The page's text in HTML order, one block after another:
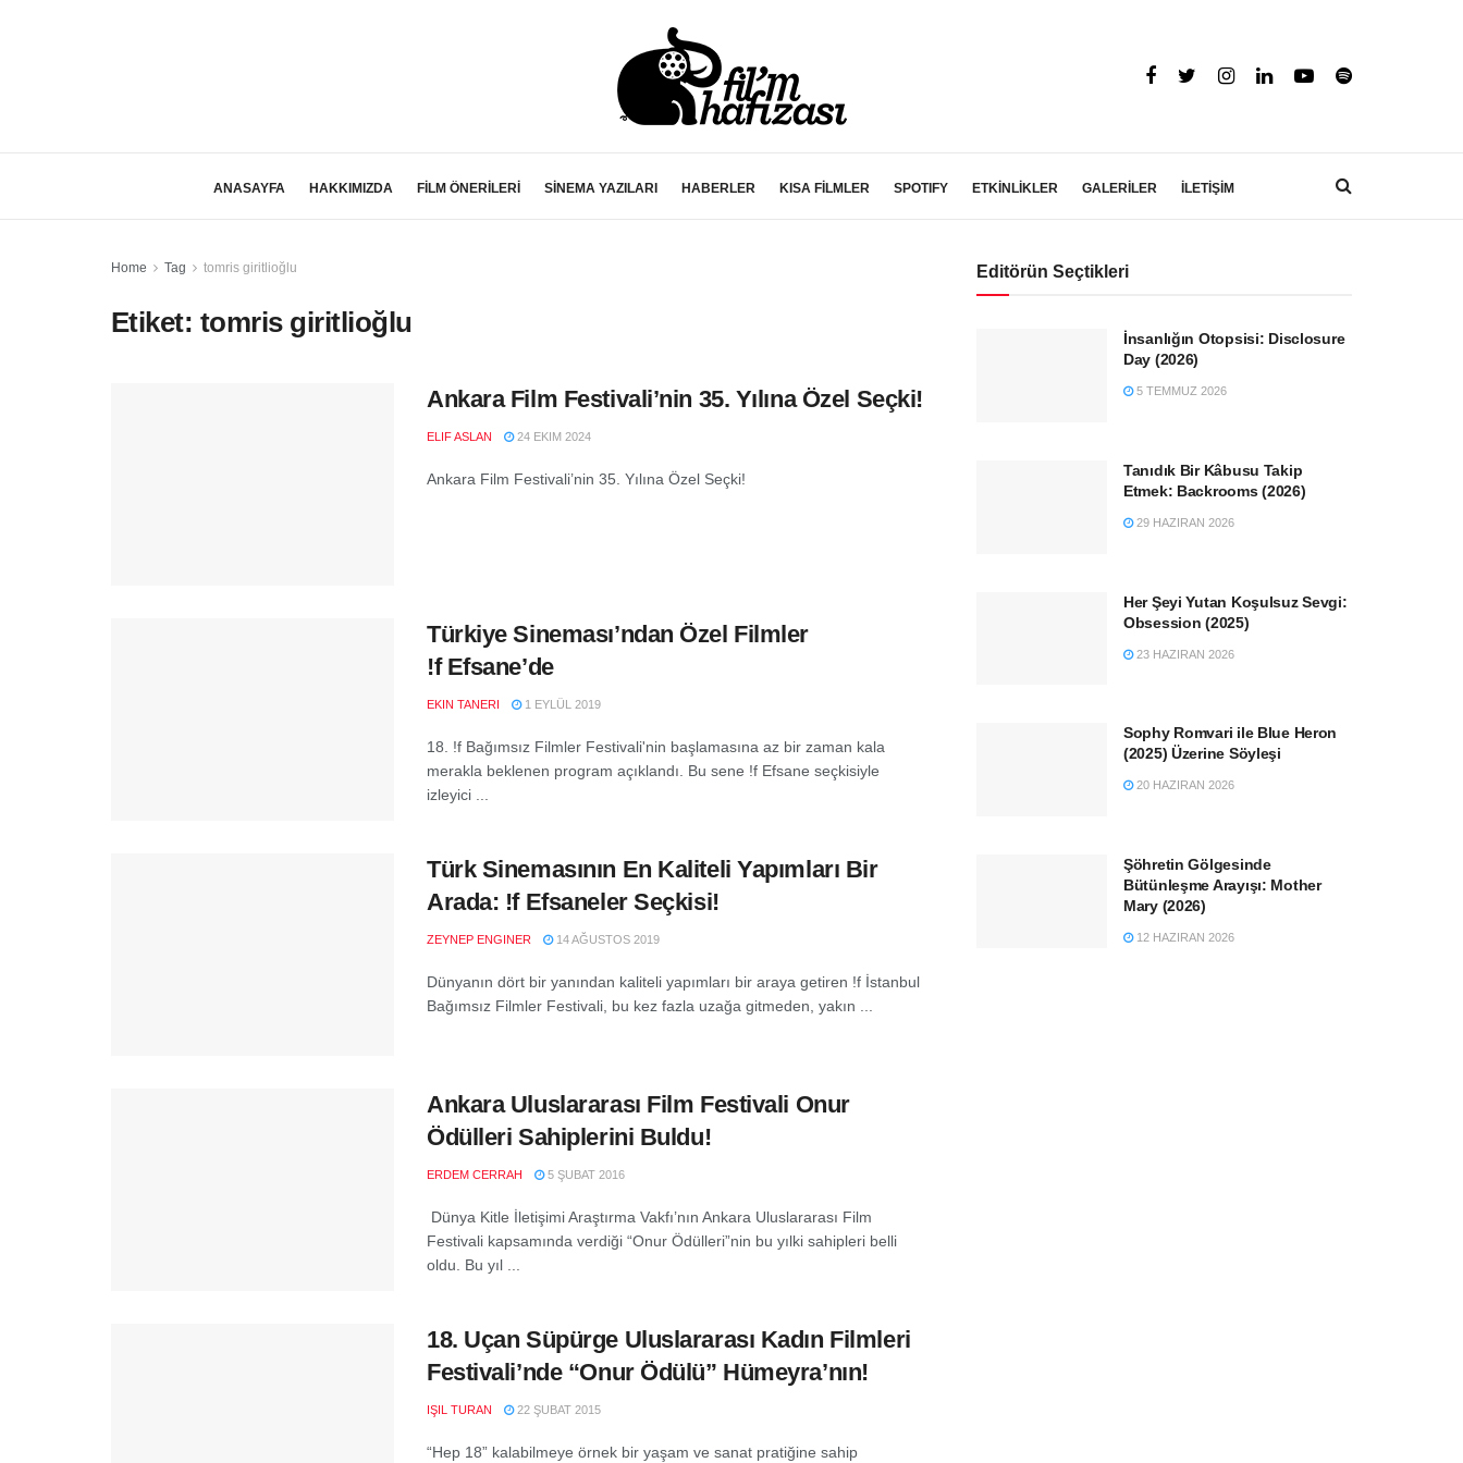
ANASAYFA HAKKIMIZDA FİLM ÖNERİLERİ SİNEMA YAZILARI HABERLER KISA FİLMLER SPOTIFY ETKİNLİKLER GALERİLER İLETİŞİM
Home Tag tomris giritlioğlu
Etiket: tomris giritlioğlu
Ankara Film Festivali’nin 35. Yılına Özel Seçki!
ELIF ASLAN 24 EKIM 2024
Ankara Film Festivali’nin 35. Yılına Özel Seçki!
Türkiye Sineması’ndan Özel Filmler
!f Efsane’de
EKIN TANERI 1 EYLÜL 2019
18. !f Bağımsız Filmler Festivali'nin başlamasına az bir zaman kala
merakla beklenen program açıklandı. Bu sene !f Efsane seçkisiyle
izleyici ...
Türk Sinemasının En Kaliteli Yapımları Bir
Arada: !f Efsaneler Seçkisi!
ZEYNEP ENGINER 14 AĞUSTOS 2019
Dünyanın dört bir yanından kaliteli yapımları bir araya getiren !f İstanbul
Bağımsız Filmler Festivali, bu kez fazla uzağa gitmeden, yakın ...
Ankara Uluslararası Film Festivali Onur
Ödülleri Sahiplerini Buldu!
ERDEM CERRAH 5 ŞUBAT 2016
Dünya Kitle İletişimi Araştırma Vakfı’nın Ankara Uluslararası Film
Festivali kapsamında verdiği “Onur Ödülleri”nin bu yılki sahipleri belli
oldu. Bu yıl ...
18. Uçan Süpürge Uluslararası Kadın Filmleri
Festivali’nde “Onur Ödülü” Hümeyra’nın!
IŞIL TURAN 22 ŞUBAT 2015
“Hep 18” kalabilmeye örnek bir yaşam ve sanat pratiğine sahip
Editörün Seçtikleri
İnsanlığın Otopsisi: Disclosure
Day (2026)
5 TEMMUZ 2026
Tanıdık Bir Kâbusu Takip
Etmek: Backrooms (2026)
29 HAZIRAN 2026
Her Şeyi Yutan Koşulsuz Sevgi:
Obsession (2025)
23 HAZIRAN 2026
Sophy Romvari ile Blue Heron
(2025) Üzerine Söyleşi
20 HAZIRAN 2026
Şöhretin Gölgesinde
Bütünleşme Arayışı: Mother
Mary (2026)
12 HAZIRAN 2026